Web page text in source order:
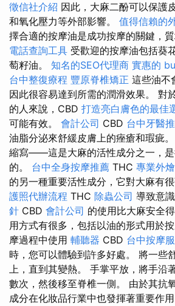
徵信社介紹 因此，大麻二酚可以保護
和氧化壓力等外部影響。 值得信賴的
擇合適的按摩油是成功按摩的關鍵，質
電話查詢工具 受歡迎的按摩油包括葵
萄籽油。 知名的SEO代理商 實惠的
台中整復療程 豐原脊椎矯正 這些油不
因此很容易達到所需的潤滑效果。 對
的人來說，CBD 打造亮白膚色的最佳
可能有效。 會計公司 CBD 台中牙醫
油脂分泌來舒緩皮膚上的痤瘡和瑕疵
縮寫——這是大麻的活性成分之一，是
的。 台中全身按摩推薦 THC 專業外
的另一種重要活性成分，它對大麻有
護照代辦流程 THC 除蟲公司 導致意
針 CBD 會計公司 的使用比大麻安全
用方式有很多，包括以油的形式用於
摩過程中使用 輔聽器 CBD 台中按摩
時，您可以體驗到許多好處。 將一些
上，直到其變熱。 手掌平放，將手沿
數次，然後移至脊椎一側。 由於其抗
成分在化妝品行業中也發揮著重要作